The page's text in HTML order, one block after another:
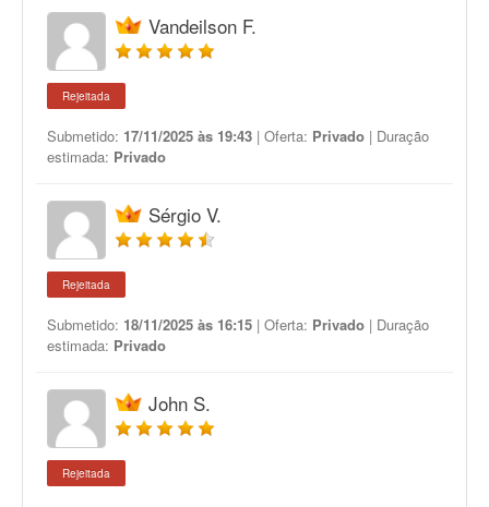
Vandeilson F.
Rejeitada
Submetido: 17/11/2025 às 19:43 | Oferta: Privado | Duração
estimada: Privado
Sérgio V.
Rejeitada
Submetido: 18/11/2025 às 16:15 | Oferta: Privado | Duração
estimada: Privado
John S.
Rejeitada